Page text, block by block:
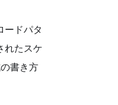
ードパタ
れたスケ
書き方